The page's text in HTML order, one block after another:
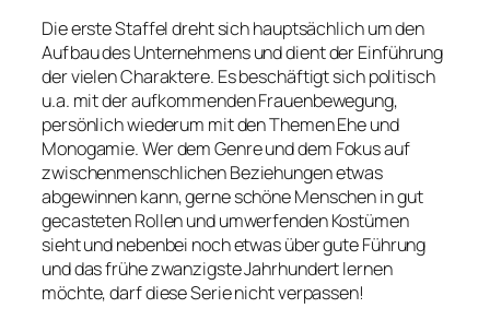
Die erste Staffel dreht sich hauptsächlich um den
Aufbau des Unternehmens und dient der Einführung
der vielen Charaktere. Es beschäftigt sich politisch
u.a. mit der aufkommenden Frauenbewegung,
persönlich wiederum mit den Themen Ehe und
Monogamie. Wer dem Genre und dem Fokus auf
zwischenmenschlichen Beziehungen etwas
abgewinnen kann, gerne schöne Menschen in gut
gecasteten Rollen und umwerfenden Kostümen
sieht und nebenbei noch etwas über gute Führung
und das frühe zwanzigste Jahrhundert lernen
möchte, darf diese Serie nicht verpassen!